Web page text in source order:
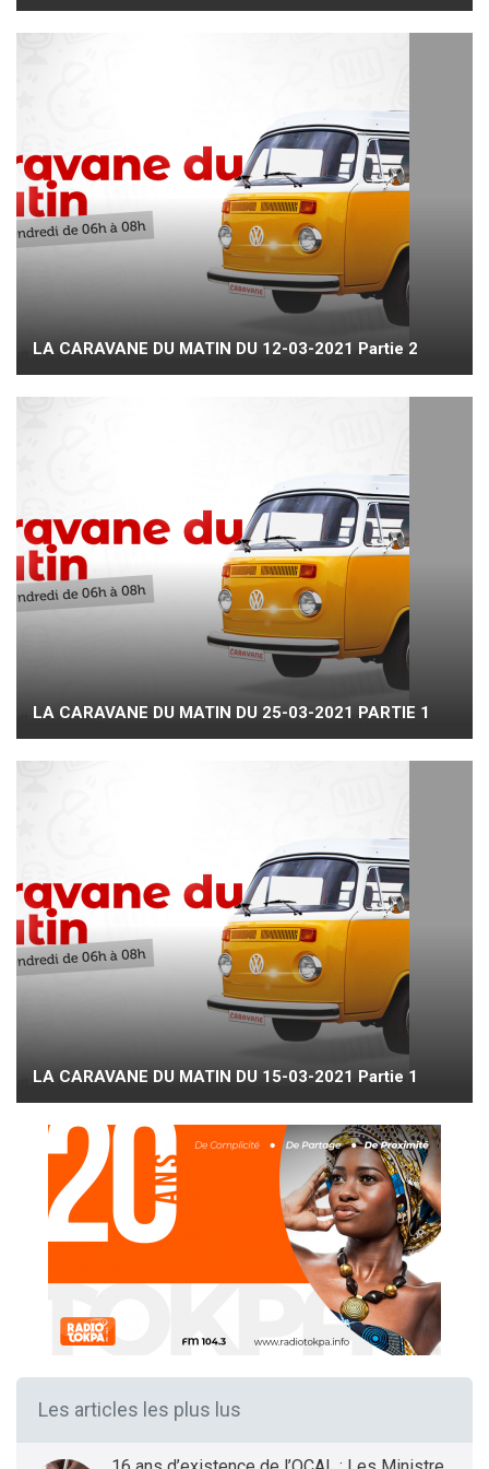
LA CARAVANE DU MATIN DU 12-03-2021 Partie 2
LA CARAVANE DU MATIN DU 25-03-2021 PARTIE 1
LA CARAVANE DU MATIN DU 15-03-2021 Partie 1
Les articles les plus lus